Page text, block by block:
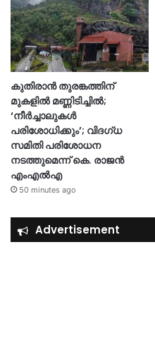
കുതിരാൻ തുരങ്കത്തിന്
മുകളിൽ മണ്ണിടിച്ചിൽ;
‘നീർച്ചാലുകൾ
പരിശോധിക്കും’; വിദഗ്ധ
സമിതി പരിശോധന
നടത്തുമെന്ന് കെ. രാജൻ
എംഎൽഎ
50 minutes ago
Advertisement